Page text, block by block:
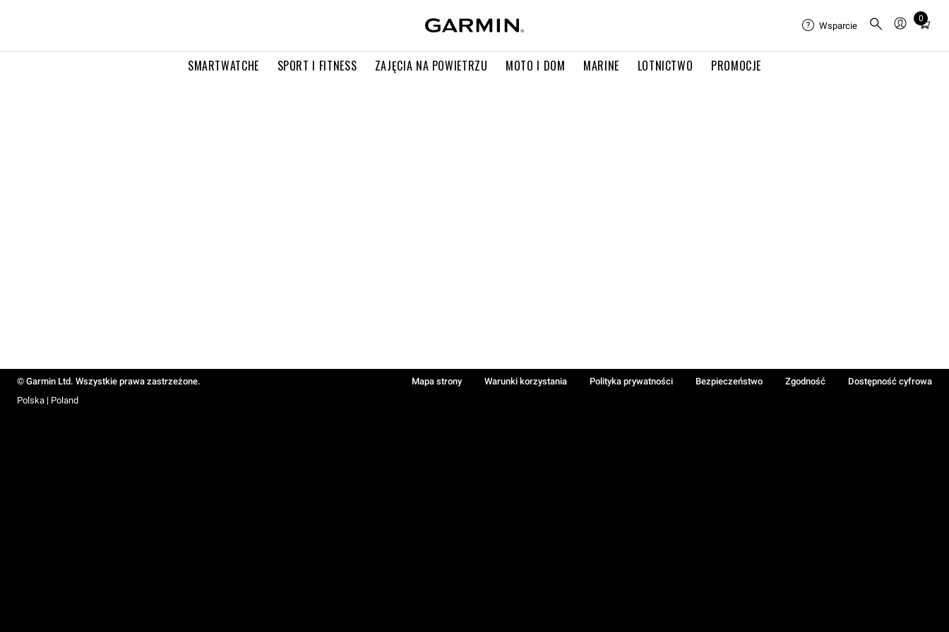
SMARTWATCHE SPORT I FITNESS ZAJĘCIA NA POWIETRZU MOTO I DOM MARINE LOTNICTWO PROMOCJE
Wsparcie
0
Total
in
© Garmin Ltd. Wszystkie prawa zastrzeżone. Mapa strony Warunki korzystania Polityka prywatności Bezpieczeństwo Zgodność
Dostępność cyfrowa
Polska | Poland